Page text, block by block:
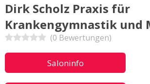
Dirk Scholz Praxis für
Krankengymnastik und
(0 Bewertungen)
Saloninfo